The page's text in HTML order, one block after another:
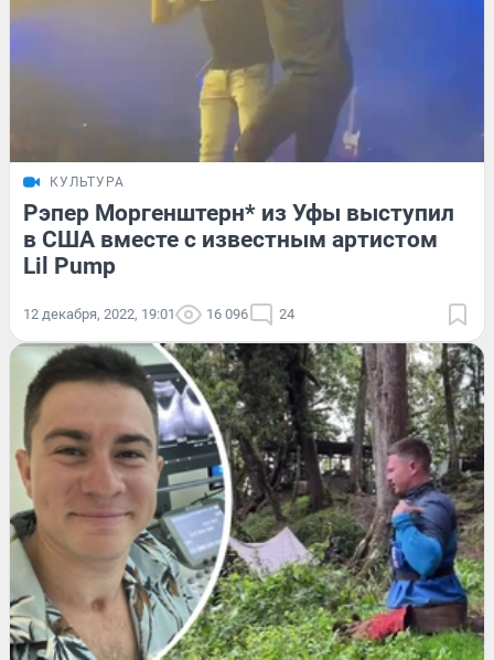
КУЛЬТУРА
Рэпер Моргенштерн* из Уфы выступил
в США вместе с известным артистом
Lil Pump
12 декабря, 2022, 19:01 16 096 24